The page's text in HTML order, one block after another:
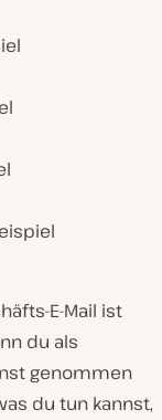
E-Mail ist
du als
genommen
du tun kannst,